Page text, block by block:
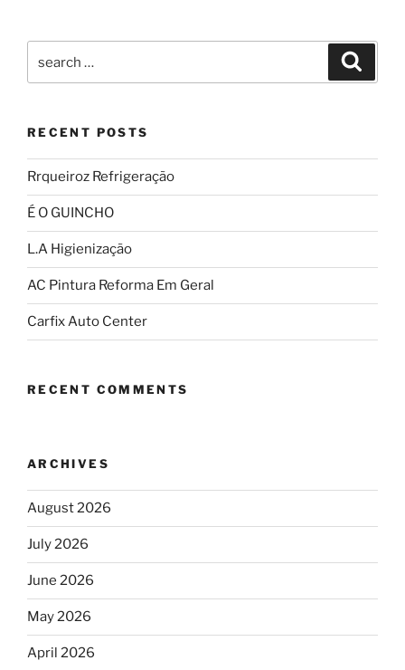
RECENT POSTS
Rrqueiroz Refrigeração
É O GUINCHO
L.A Higienização
AC Pintura Reforma Em Geral
Carfix Auto Center
RECENT COMMENTS
ARCHIVES
August 2026
July 2026
June 2026
May 2026
April 2026